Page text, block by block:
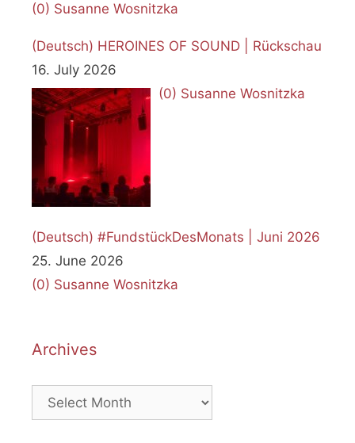
(0) Susanne Wosnitzka
(Deutsch) HEROINES OF SOUND | Rückschau
16. July 2026
(0) Susanne Wosnitzka
(Deutsch) #FundstückDesMonats | Juni 2026
25. June 2026
(0) Susanne Wosnitzka
Archives
Archives